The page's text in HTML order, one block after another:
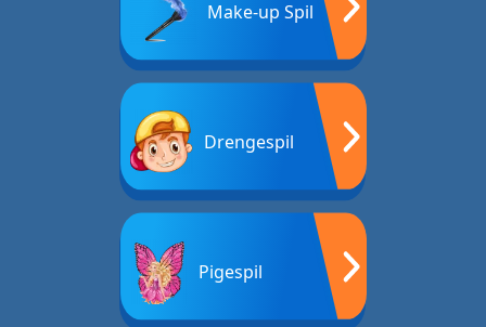
Make-up Spil
Drengespil
Pigespil